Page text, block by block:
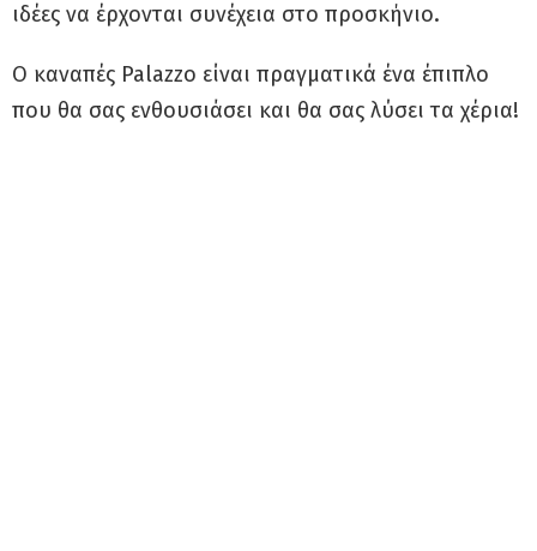
ιδέες να έρχονται συνέχεια στο προσκήνιο.
Ο καναπές Palazzo είναι πραγματικά ένα έπιπλο
που θα σας ενθουσιάσει και θα σας λύσει τα χέρια!